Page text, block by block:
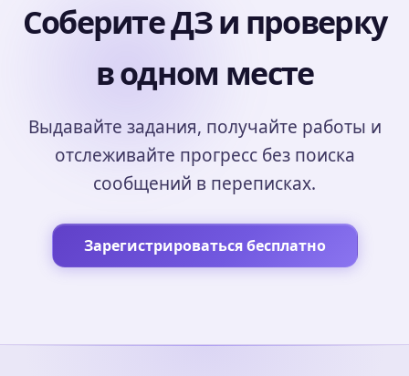
Соберите ДЗ и проверку
в одном месте
Выдавайте задания, получайте работы и
отслеживайте прогресс без поиска
сообщений в переписках.
Зарегистрироваться бесплатно